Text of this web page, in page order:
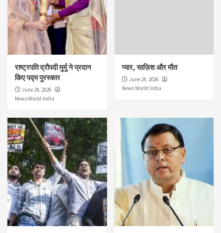
राष्ट्रपति द्रौपदी मुर्मु ने प्रदान
किए पद्म पुरस्कार
June 24, 2026
News World India
प्यार, साज़िश और मौत
June 24, 2026
News World India